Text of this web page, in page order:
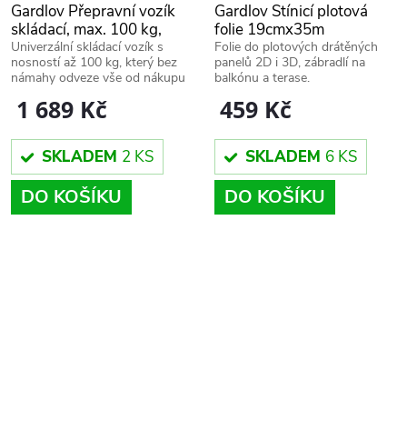
Gardlov Přepravní vozík
skládací, max. 100 kg,
černý, 23084
1 689 Kč
SKLADEM 2 KS
DO KOŠÍKU
Univerzální skládací vozík s
nosností až 100 kg, který bez
námahy odveze vše od nákupu
Gardlov Stínicí plotová
folie 19cmx35m
PREMIUM s klipsy, šedá
23704
459 Kč
SKLADEM 6 KS
DO KOŠÍKU
Folie do plotových drátěných
panelů 2D i 3D, zábradlí na
balkónu a terase.